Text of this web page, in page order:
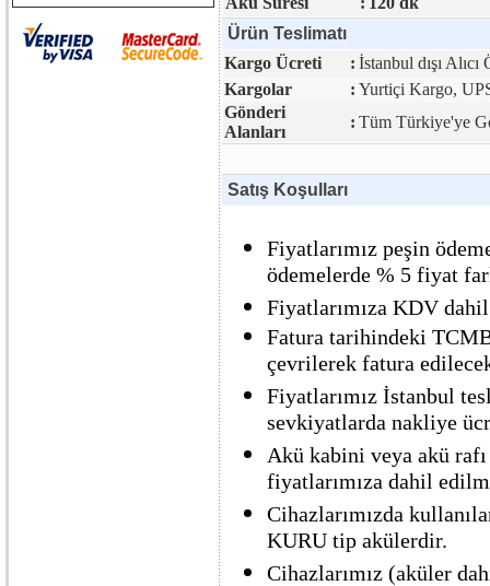
Ürün Teslimatı
Kargo Ücreti
: İstanbul dışı Alıcı
Kargolar
: Yurtiçi Kargo,
Gönderi
Alanları
: Tüm Türkiye'ye
Satış Koşulları
Fiyatlarımız peşin
ödemelerde % 5 fiyat
Fiyatlarımıza KDV
Fatura tarihindeki
çevrilerek fatura
Fiyatlarımız İstanbul
sevkiyatlarda nakliye
Akü kabini veya akü
fiyatlarımıza dahil
Cihazlarımızda
KURU tip akülerdir.
Cihazlarımız (aküler